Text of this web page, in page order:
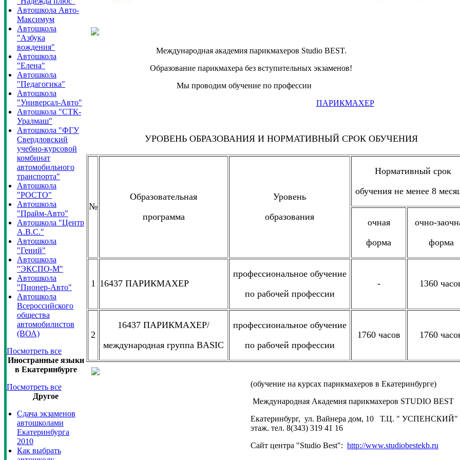
Автошкола Авто-
Максимум
Автошкола
"Азбука
вождения"
Автошкола
"Елена"
Автошкола
"Педагогика"
Автошкола
"Универсал-Авто"
Автошкола "СТК-
Уралмаш"
Автошкола "ФГУ
Свердловский
учебно-курсовой
комбинат
автомобильного
транспорта"
Автошкола
"РОСТО"
Автошкола
"Прайм-Авто"
Автошкола "Центр
А.В.С."
Автошкола
"Гений"
Автошкола
"ЭКСПО-М"
Автошкола
"Пионер-Авто"
Автошкола
Всероссийского
общества
автомобилистов
(ВОА)
Посмотреть все
Иностранные языки
в Екатеринбурге
Посмотреть все
Другое
Сдача экзаменов
автошколами
Екатеринбурга
2010
Как выбрать
Международная академия парикмахеров Studio BEST.
Образование парикмахера без вступительных экзаменов!
Мы проводим обучение по профессии
ПАРИКМАХЕР
УРОВЕНЬ ОБРАЗОВАНИЯ И НОРМАТИВНЫЙ СРОК ОБУЧЕНИЯ
№
Образовательная
программа
Уровень
образования
Нормативный срок
обучения не менее 8
очная
форма
очно-
форма
1 16437 ПАРИКМАХЕР
профессиональное обучение
по рабочей профессии
- 1360
2
16437 ПАРИКМАХЕР/
международная группа BASIC
профессиональное обучение
по рабочей профессии
1760 часов 1760
(обучение на курсах парикмахеров в Екатеринбурге)
Международная Академия парикмахеров STUDIO BEST
Екатеринбург, ул. Вайнера дом, 10 Т.Ц. " УСПЕНСКИЙ"
этаж. тел. 8(343) 319 41 16
Сайт центра "Studio Best": http://www.studiobestekb.ru